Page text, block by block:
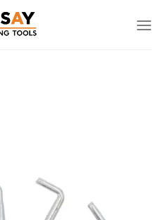
للمحتوى